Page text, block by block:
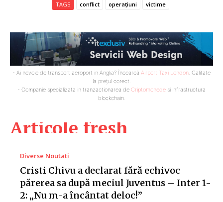
Articole fresh
Diverse Noutati
Cristi Chivu a declarat fără echivoc
părerea sa după meciul Juventus – Inter 1-
2: „Nu m-a încântat deloc!”
TAGS conflict operațiuni victime
- Ai nevoie de transport aeroport in Anglia? Încearcă Airport Taxi London. Calitate
la prețul corect.
- Companie specializata in tranzactionarea de Criptomonede si infrastructura
blockchain.